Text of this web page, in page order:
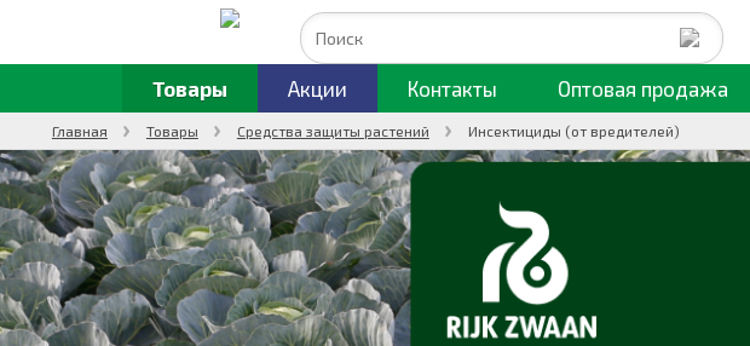
Товары Акции Контакты Оптовая продажа
Главная Товары Средства защиты растений Инсектициды (от вредителей)